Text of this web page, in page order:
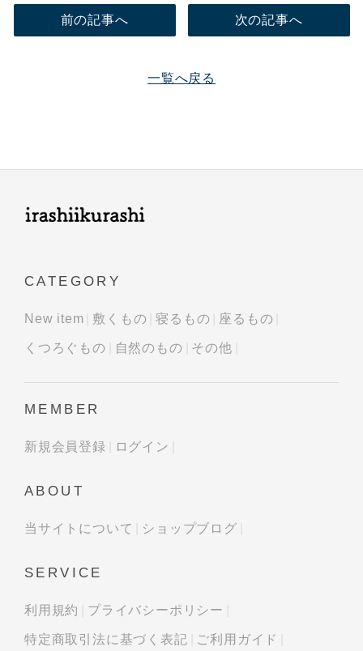
前の記事へ
一覧へ戻る
次の記事へ
CATEGORY
New item 敷くもの 寝るもの 座るもの
くつろぐもの 自然のもの その他
MEMBER
新規会員登録 ログイン
ABOUT
当サイトについて ショップブログ
SERVICE
利用規約 プライバシーポリシー
特定商取引法に基づく表記 ご利用ガイド